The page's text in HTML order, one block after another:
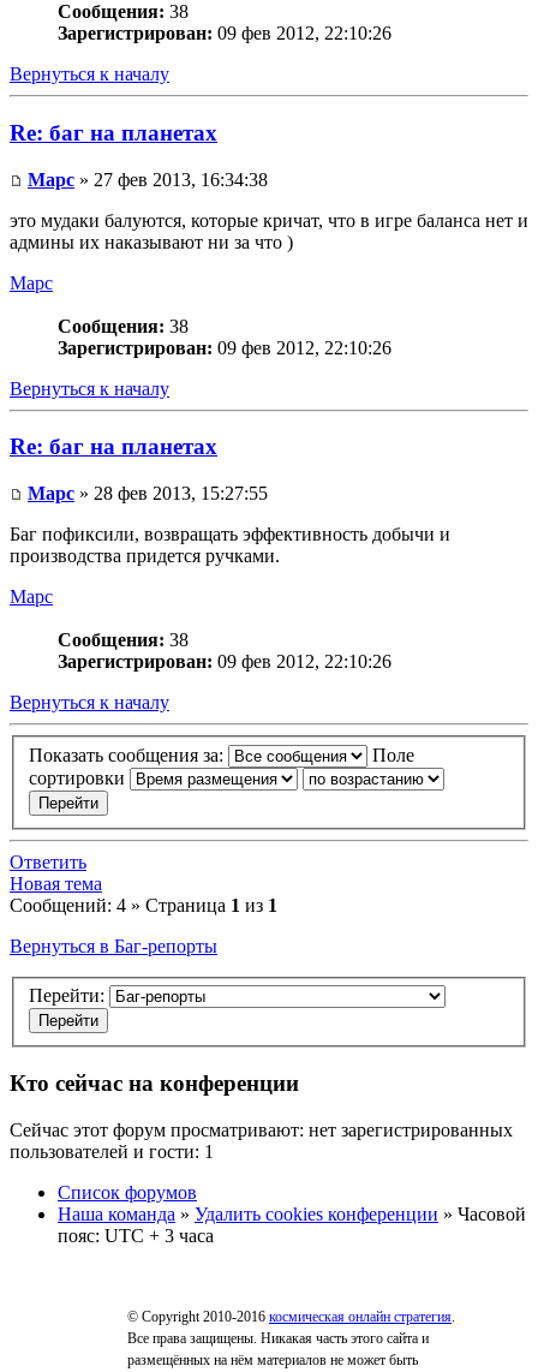
Сообщения: 38
Зарегистрирован: 09 фев 2012, 22:10:26
Вернуться к началу
Re: баг на планетах
Mapc » 27 фев 2013, 16:34:38
это мудаки балуются, которые кричат, что в игре баланса нет и
админы их наказывают ни за что )
Mapc
Сообщения: 38
Зарегистрирован: 09 фев 2012, 22:10:26
Вернуться к началу
Re: баг на планетах
Mapc » 28 фев 2013, 15:27:55
Баг пофиксили, возвращать эффективность добычи и
производства придется ручками.
Mapc
Сообщения: 38
Зарегистрирован: 09 фев 2012, 22:10:26
Вернуться к началу
Показать сообщения за:
Поле
сортировки
Ответить
Новая тема
Сообщений: 4 » Страница 1 из 1
Вернуться в Баг-репорты
Перейти:
Кто сейчас на конференции
Сейчас этот форум просматривают: нет зарегистрированных
пользователей и гости: 1
Список форумов
Наша команда » Удалить cookies конференции » Часовой
пояс: UTC + 3 часа
© Copyright 2010-2016 космическая онлайн стратегия
Все права защищены. Никакая часть этого сайта и
размещённых на нём материалов не может быть